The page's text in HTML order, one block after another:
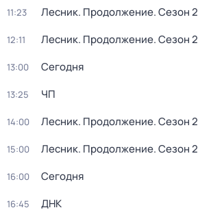
11:23 Лесник. Продолжение. Сезон 2
12:11 Лесник. Продолжение. Сезон 2
13:00 Сегодня
13:25 ЧП
14:00 Лесник. Продолжение. Сезон 2
15:00 Лесник. Продолжение. Сезон 2
16:00 Сегодня
16:45 ДНК